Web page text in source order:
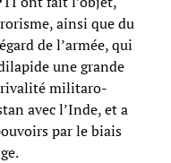
ainsi que du
de l’armée, qui
une grande
rivalité militaro-
avec l’Inde, et a
par le biais